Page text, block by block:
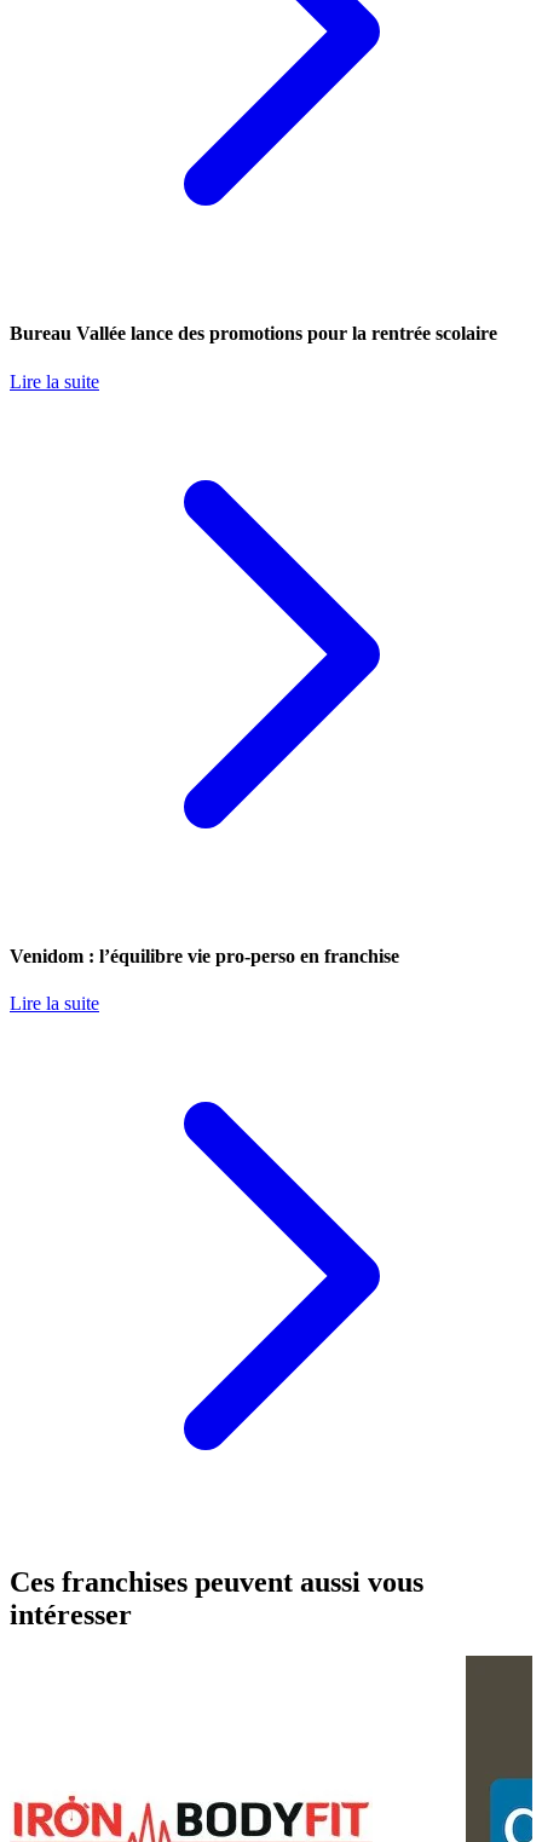
Bureau Vallée lance des promotions pour la rentrée scolaire
Lire la suite
Venidom : l’équilibre vie pro-perso en franchise
Lire la suite
Ces franchises peuvent aussi vous
intéresser